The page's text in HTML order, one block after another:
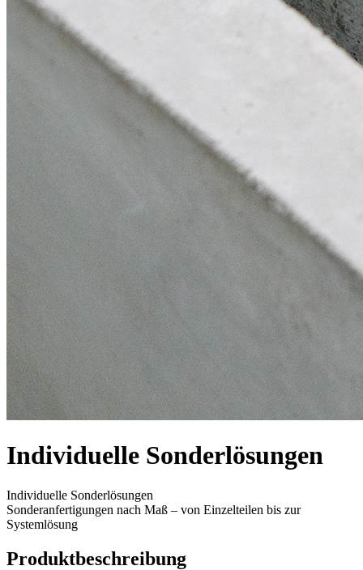
Individuelle Sonderlösungen
Individuelle Sonderlösungen
Sonderanfertigungen nach Maß – von Einzelteilen bis zur
Systemlösung
Produktbeschreibung